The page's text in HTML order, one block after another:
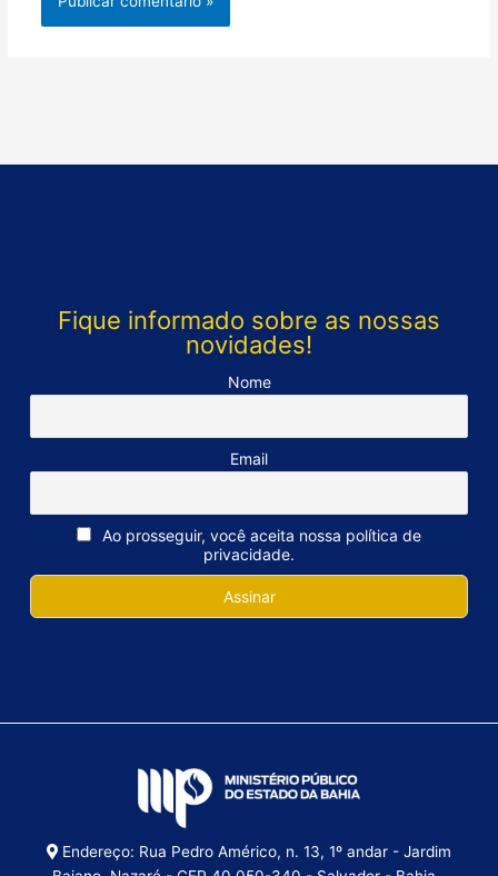
Fique informado sobre as nossas
novidades!
Nome
Email
Ao prosseguir, você aceita nossa política de
privacidade.
Endereço: Rua Pedro Américo, n. 13, 1º andar - Jardim